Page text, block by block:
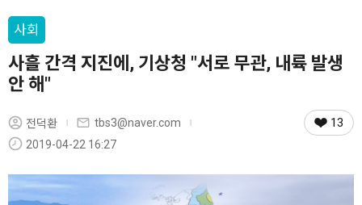
사회
사흘 간격 지진에, 기상청 "서로 무관, 내륙 발생
안 해"
전덕환
tbs3@naver.com
2019-04-22 16:27
13